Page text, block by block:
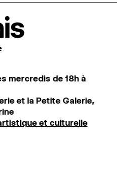
mercredis de 18h à
et la Petite Galerie,
et culturelle